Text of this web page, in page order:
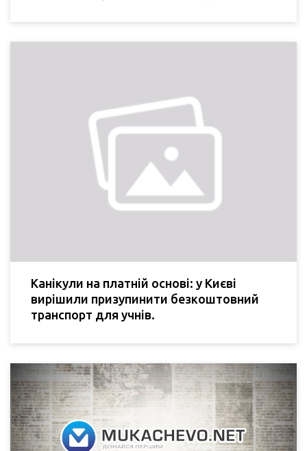
Канікули на платній основі: у Києві
вирішили призупинити безкоштовний
транспорт для учнів.